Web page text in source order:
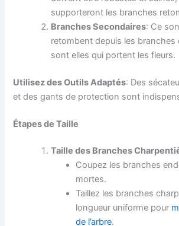
supporteront les branches
Branches Secondaires: Ce
retombent depuis les branches
sont elles qui portent les fleurs.
Utilisez des Outils Adaptés: Des
et des gants de protection sont
Étapes de Taille
Taille des Branches
Coupez les branches
mortes.
Taillez les branches
longueur uniforme pour
de l’arbre.